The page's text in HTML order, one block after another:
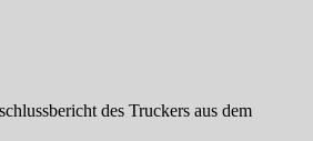
des Truckers aus dem